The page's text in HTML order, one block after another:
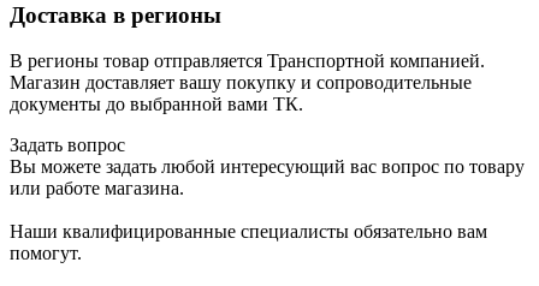
Доставка в регионы
В регионы товар отправляется Транспортной компанией.
Магазин доставляет вашу покупку и сопроводительные
документы до выбранной вами ТК.
Задать вопрос
Вы можете задать любой интересующий вас вопрос по товару
или работе магазина.
Наши квалифицированные специалисты обязательно вам
помогут.